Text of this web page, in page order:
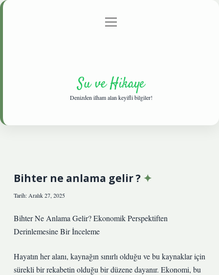
Gizlilik Politikası
menüyü
Su ve Hikaye
Denizden ilham alan keyifli bilgiler!
Bihter ne anlama gelir ?
Tarih: Aralık 27, 2025
Bihter Ne Anlama Gelir? Ekonomik Perspektiften
Derinlemesine Bir İnceleme
Hayatın her alanı, kaynağın sınırlı olduğu ve bu kaynaklar için
sürekli bir rekabetin olduğu bir düzene dayanır. Ekonomi, bu